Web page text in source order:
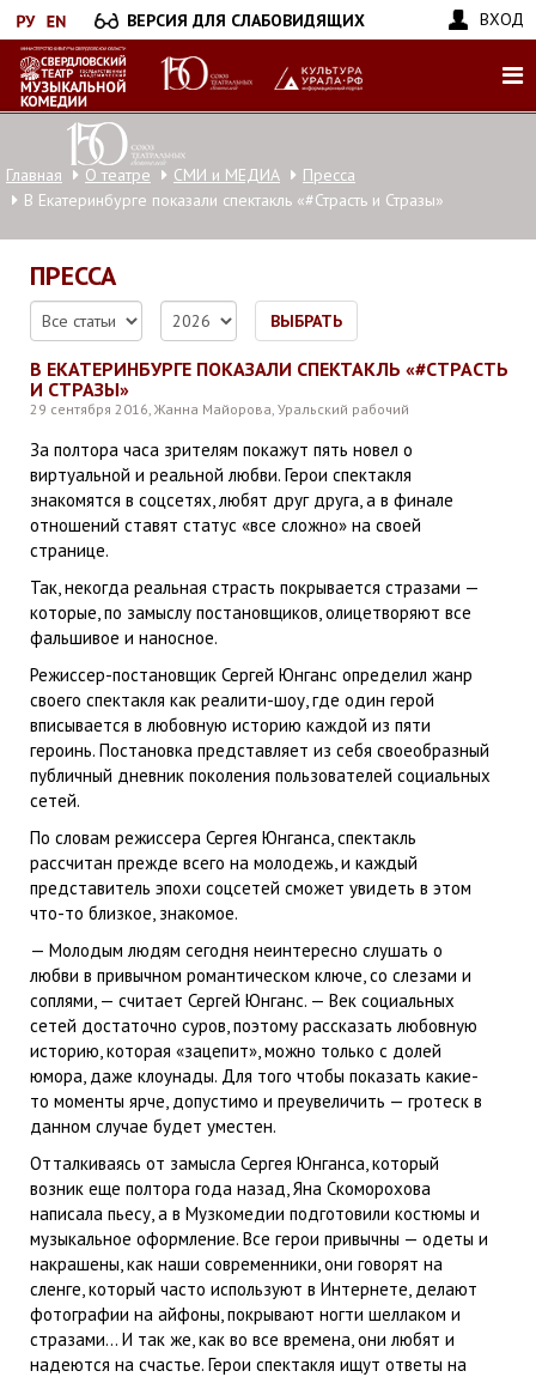
Перейти
к
основному
содержанию
ВЕРСИЯ ДЛЯ СЛАБОВИДЯЩИХ ВХОД
Главная О театре СМИ и МЕДИА
Пресса
В Екатеринбурге показали спектакль «#Страсть и Стразы»
ПРЕССА
ВЫБРАТЬ
В ЕКАТЕРИНБУРГЕ ПОКАЗАЛИ СПЕКТАКЛЬ «#СТРАСТЬ
И СТРАЗЫ»
29 сентября 2016, Жанна Майорова, Уральский рабочий
За полтора часа зрителям покажут пять новел о
виртуальной и реальной любви. Герои спектакля
знакомятся в соцсетях, любят друг друга, а в финале
отношений ставят статус «все сложно» на своей
странице.
Так, некогда реальная страсть покрывается стразами —
которые, по замыслу постановщиков, олицетворяют все
фальшивое и наносное.
Режиссер-постановщик Сергей Юнганс определил жанр
своего спектакля как реалити-шоу, где один герой
вписывается в любовную историю каждой из пяти
героинь. Постановка представляет из себя своеобразный
публичный дневник поколения пользователей социальных
сетей.
По словам режиссера Сергея Юнганса, спектакль
рассчитан прежде всего на молодежь, и каждый
представитель эпохи соцсетей сможет увидеть в этом
что-то близкое, знакомое.
— Молодым людям сегодня неинтересно слушать о
любви в привычном романтическом ключе, со слезами и
соплями, — считает Сергей Юнганс. — Век социальных
сетей достаточно суров, поэтому рассказать любовную
историю, которая «зацепит», можно только с долей
юмора, даже клоунады. Для того чтобы показать какие-
то моменты ярче, допустимо и преувеличить — гротеск в
данном случае будет уместен.
Отталкиваясь от замысла Сергея Юнганса, который
возник еще полтора года назад, Яна Скоморохова
написала пьесу, а в Музкомедии подготовили костюмы и
музыкальное оформление. Все герои привычны — одеты и
накрашены, как наши современники, они говорят на
сленге, который часто используют в Интернете, делают
фотографии на айфоны, покрывают ногти шеллаком и
стразами… И так же, как во все времена, они любят и
надеются на счастье. Герои спектакля ищут ответы на